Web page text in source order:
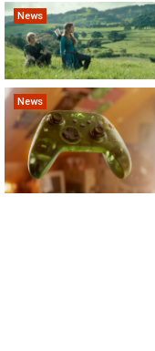
News
News